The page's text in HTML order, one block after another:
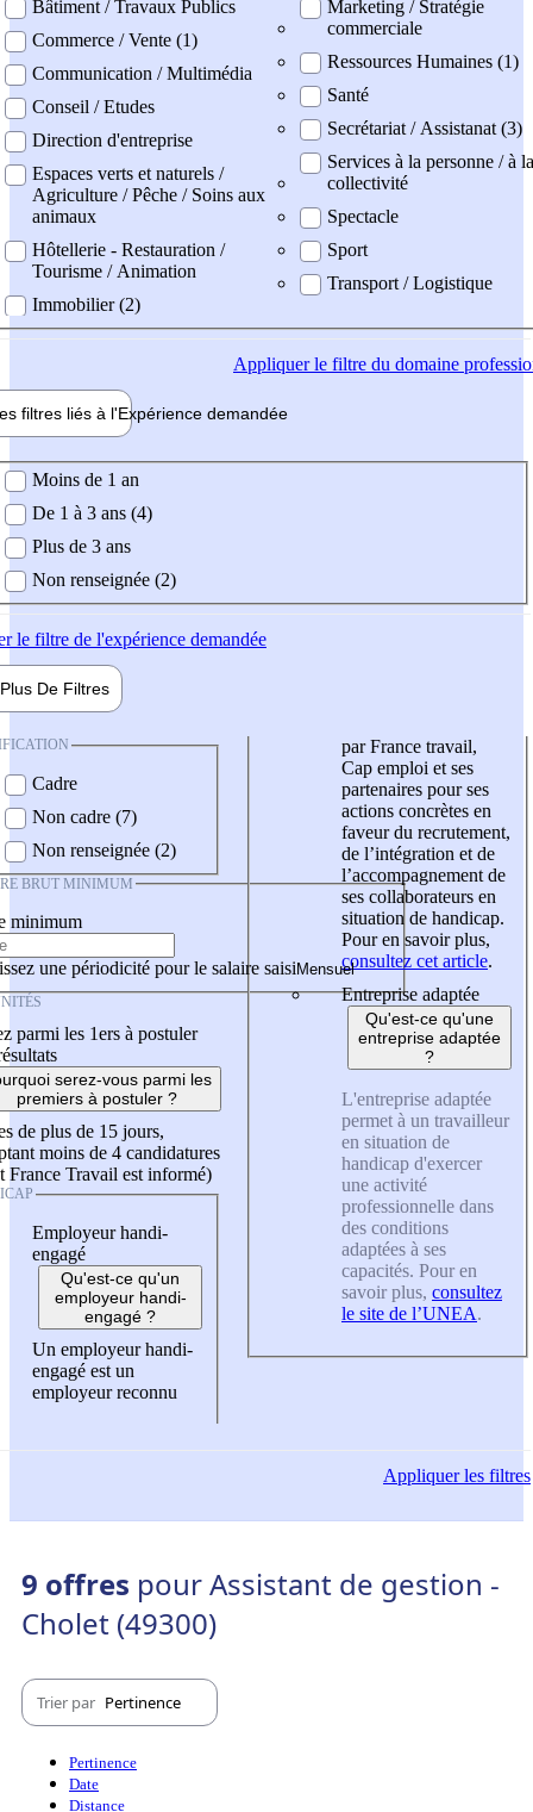
Bâtiment / Travaux Publics
Commerce / Vente (1)
Communication / Multimédia
Conseil / Etudes
Direction d'entreprise
Espaces verts et naturels /
Agriculture / Pêche / Soins aux
animaux
Hôtellerie - Restauration /
Tourisme / Animation
Immobilier (2)
Marketing / Stratégie
commerciale
Ressources Humaines (1)
Santé
Secrétariat / Assistanat (3)
Services à la personne / à la
collectivité
Spectacle
Sport
Transport / Logistique
Appliquerle filtre du domaine
filtres liés à l'Expérience demandée
demandée
Moins de 1 an
De 1 à 3 ans (4)
Plus de 3 ans
Non renseignée (2)
le filtre de l'expérience demandée
Plus De Filtres
Cadre
Non cadre (7)
Non renseignée (2)
BRUT MINIMUM
minimum
une périodicité pour le salaire saisi
parmi les 1ers à postuler
serez-vous parmi les
premiers à postuler ?
de plus de 15 jours,
moins de 4 candidatures
France Travail est informé)
Employeur handi-
engagé
Qu'est-ce qu'un
employeur handi-
engagé ?
Un employeur handi-
engagé est un
employeur reconnu
par France travail,
Cap emploi et ses
partenaires pour ses
actions concrètes en
faveur du recrutement,
de l’intégration et de
l’accompagnement de
ses collaborateurs en
situation de handicap.
Pour en savoir plus,
consultez cet article.
Entreprise adaptée
Qu'est-ce qu'une
entreprise adaptée
?
L'entreprise adaptée
permet à un travailleur
en situation de
handicap d'exercer
une activité
professionnelle dans
des conditions
adaptées à ses
capacités. Pour en
savoir plus, consultez
le site de l’UNEA.
Appliquerles filtres
9 offres pour Assistant de gestion -
Cholet (49300)
Trier par Pertinence
Pertinence
Date
Distance